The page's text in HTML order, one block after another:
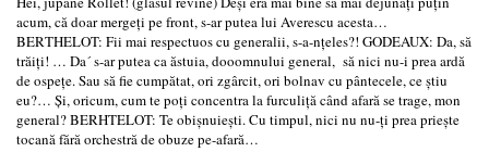
acum, că doar mergeţi pe front, s-ar putea lui Averescu acesta…
BERTHELOT: Fii mai respectuos cu generalii, s-a-nţeles?! GODEAUX: Da, să
trăiţi! … Da´ s-ar putea ca ăstuia, dooomnului general, să nici nu-i prea ardă
de ospeţe. Sau să fie cumpătat, ori zgârcit, ori bolnav cu pântecele, ce ştiu
eu?… Şi, oricum, cum te poţi concentra la furculiţă când afară se trage, mon
general? BERHTELOT: Te obişnuieşti. Cu timpul, nici nu nu-ţi prea prieşte
tocană fără orchestră de obuze pe-afară…